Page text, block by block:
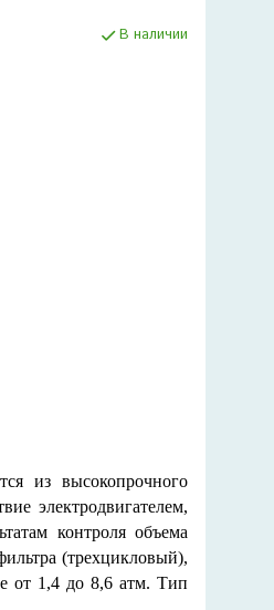
В наличии
из высокопрочного
электродвигателем,
контроля объема
(трехцикловый),
от 1,4 до 8,6 атм. Тип